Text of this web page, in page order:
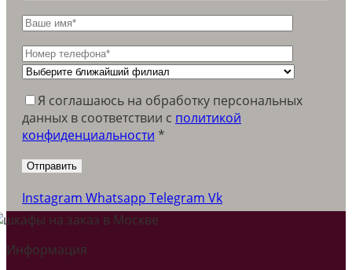
Я соглашаюсь на обработку персональных
данных в соответствии c политикой
конфиденциальности *
Instagram Whatsapp Telegram Vk
Информация